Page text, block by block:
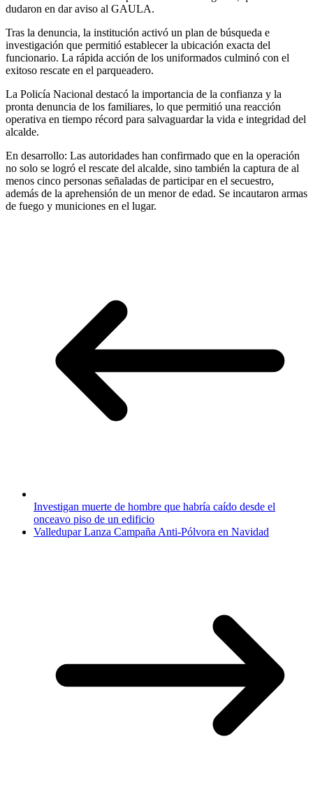
dudaron en dar aviso al GAULA.
Tras la denuncia, la institución activó un plan de búsqueda e
investigación que permitió establecer la ubicación exacta del
funcionario. La rápida acción de los uniformados culminó con el
exitoso rescate en el parqueadero.
La Policía Nacional destacó la importancia de la confianza y la
pronta denuncia de los familiares, lo que permitió una reacción
operativa en tiempo récord para salvaguardar la vida e integridad del
alcalde.
En desarrollo: Las autoridades han confirmado que en la operación
no solo se logró el rescate del alcalde, sino también la captura de al
menos cinco personas señaladas de participar en el secuestro,
además de la aprehensión de un menor de edad. Se incautaron armas
de fuego y municiones en el lugar.
Investigan muerte de hombre que habría caído desde el
onceavo piso de un edificio
Valledupar Lanza Campaña Anti-Pólvora en Navidad